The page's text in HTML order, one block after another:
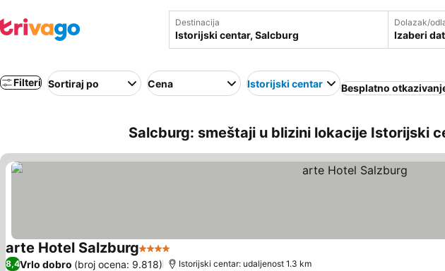
Destinacija Dolazak/
Izaberi
Filteri Sortiraj po Cena Istorijski centar Besplatno
Salcburg: smeštaji u blizini lokacije Istorijski
arte Hotel Salzburg4 ZvezdicePogledaj cene
8,4Vrlo dobro (broj ocena: 9.818) Istorijski centar: udaljenost 1.3 km